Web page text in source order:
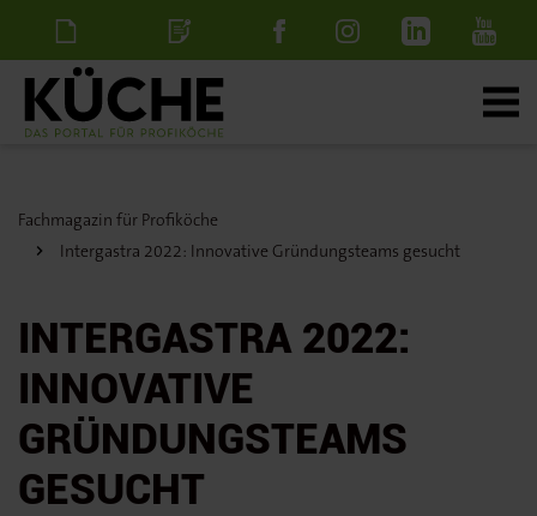
NewsletterStellenanzeige
Fachmagazin für Profiköche
Intergastra 2022: Innovative Gründungsteams gesucht
INTERGASTRA 2022:
INNOVATIVE
GRÜNDUNGSTEAMS
GESUCHT